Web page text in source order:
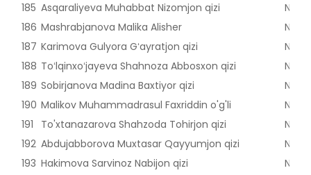
185 Asqaraliyeva Muhabbat Nizomjon qizi
186 Mashrabjanova Malika Alisher
187 Karimova Gulyora Gʻayratjon qizi
188 Toʻlqinxoʻjayeva Shahnoza Abbosxon qizi
189 Sobirjanova Madina Baxtiyor qizi
190 Malikov Muhammadrasul Faxriddin o'g'li
191
To'xtanazarova Shahzoda Tohirjon qizi
192 Abdujabborova Muxtasar Qayyumjon qizi
193 Hakimova Sarvinoz Nabijon qizi